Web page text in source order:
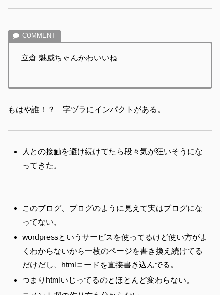
立倉 魅威ちゃんかわいいね
もはや誰！？ 字ヅラにインパクトがある。
人との接触を避け続けてたら段々気が狂いそうにな
ってきた。
このブログ、ブログのように見えて実はブログにな
ってない。
wordpressというサービスを使ってるけど使い方がよ
くわからないから一枚のページを書き換え続けてる
だけだし、htmlコードを直接書き込んでる。
つまりhtmlいじってるのとほとんど変わらない。